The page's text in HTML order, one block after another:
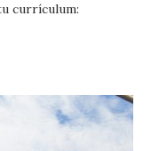
currículum: